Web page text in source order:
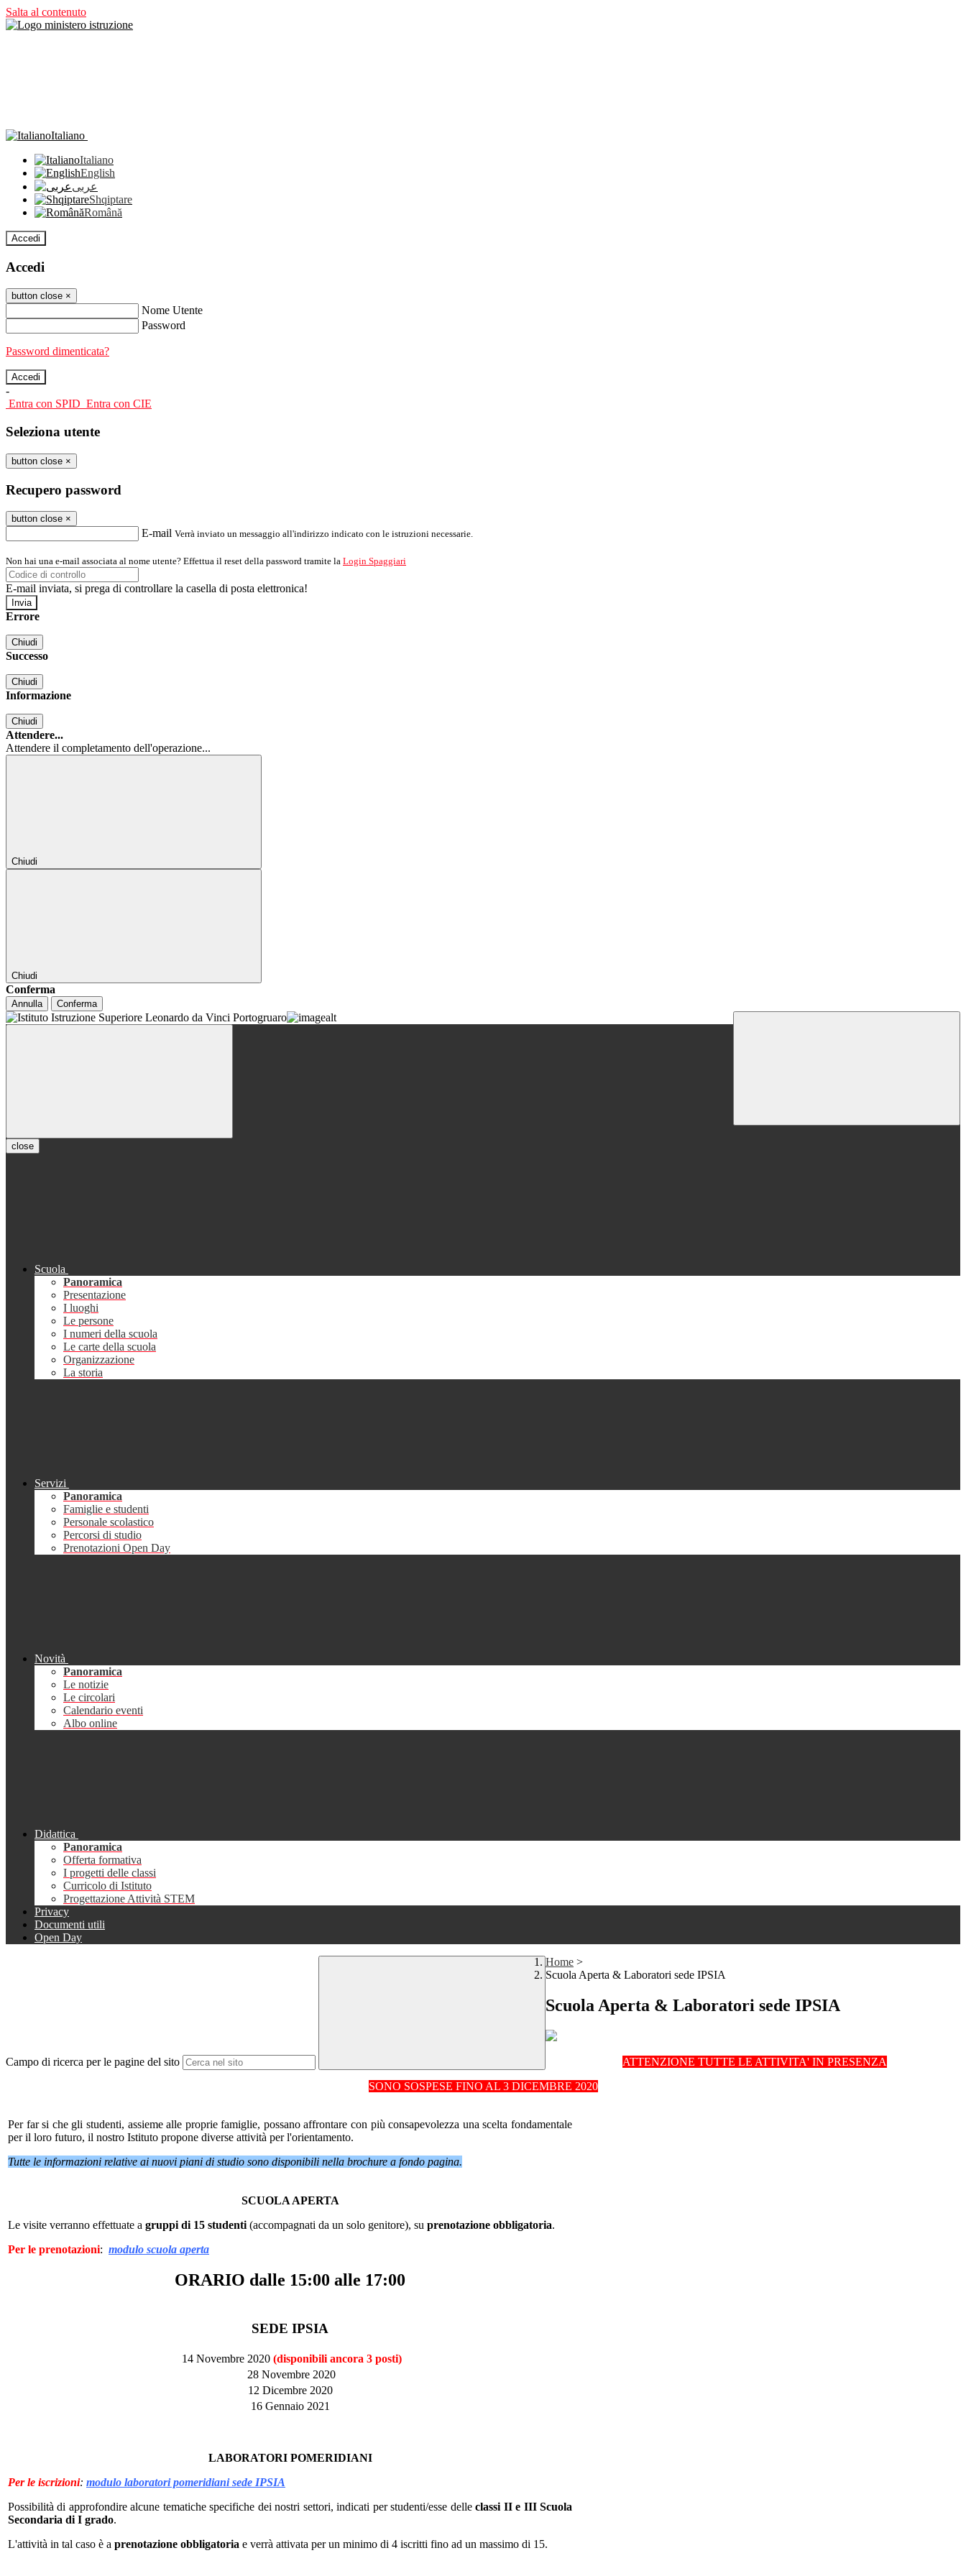
Salta al contenuto
Italiano
Italiano
English
عربى
Shqiptare
Română
Accedi
Accedi
button close ×
Nome Utente
Password
Password dimenticata?
-
Entra con SPID Entra con CIE
Seleziona utente
button close ×
Recupero password
button close ×
E-mail Verrà inviato un messaggio all'indirizzo indicato con le istruzioni necessarie.
Non hai una e-mail associata al nome utente? Effettua il reset della password tramite la Login Spaggiari
E-mail inviata, si prega di controllare la casella di posta elettronica!
Errore
Chiudi
Successo
Chiudi
Informazione
Chiudi
Attendere...
Attendere il completamento dell'operazione...
Chiudi
Chiudi
Conferma
Annulla Conferma
close
Scuola
Panoramica
Presentazione
I luoghi
Le persone
I numeri della scuola
Le carte della scuola
Organizzazione
La storia
Servizi
Panoramica
Famiglie e studenti
Personale scolastico
Percorsi di studio
Prenotazioni Open Day
Novità
Panoramica
Le notizie
Le circolari
Calendario eventi
Albo online
Didattica
Panoramica
Offerta formativa
I progetti delle classi
Curricolo di Istituto
Progettazione Attività STEM
Privacy
Documenti utili
Open Day
Campo di ricerca per le pagine del sito
Home >
Scuola Aperta & Laboratori sede IPSIA
Scuola Aperta & Laboratori sede IPSIA
ATTENZIONE TUTTE LE ATTIVITA' IN PRESENZA
SONO SOSPESE FINO AL 3 DICEMBRE 2020
Per far si che gli studenti, assieme alle proprie famiglie, possano affrontare con più consapevolezza una scelta fondamentale
per il loro futuro, il nostro Istituto propone diverse attività per l'orientamento.
Tutte le informazioni relative ai nuovi piani di studio sono disponibili nella brochure a fondo pagina.
SCUOLA APERTA
Le visite verranno effettuate a gruppi di 15 studenti (accompagnati da un solo genitore), su prenotazione obbligatoria.
Per le prenotazioni: modulo scuola aperta
ORARIO dalle 15:00 alle 17:00
SEDE IPSIA
14 Novembre 2020 (disponibili ancora 3 posti)
28 Novembre 2020
12 Dicembre 2020
16 Gennaio 2021
LABORATORI POMERIDIANI
Per le iscrizioni: modulo laboratori pomeridiani sede IPSIA
Possibilità di approfondire alcune tematiche specifiche dei nostri settori, indicati per studenti/esse delleclassi II e III Scuola
Secondaria di I grado.
L'attività in tal caso è a prenotazione obbligatoria e verrà attivata per un minimo di 4 iscritti fino ad un massimo di 15.